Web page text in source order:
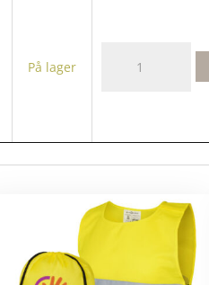
På lager
trekantisskrape